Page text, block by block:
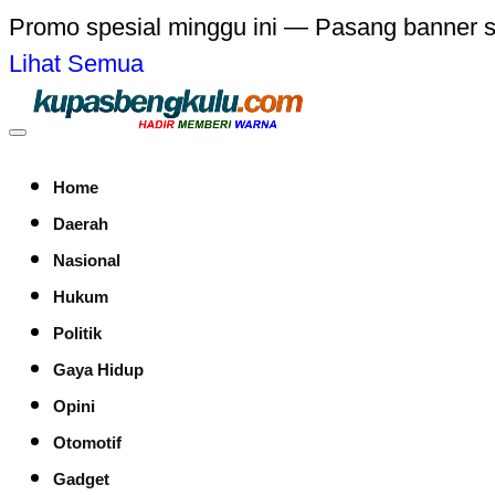
Promo spesial minggu ini — Pasang banner
Lihat Semua
Home
Daerah
Nasional
Hukum
Politik
Gaya Hidup
Opini
Otomotif
Gadget